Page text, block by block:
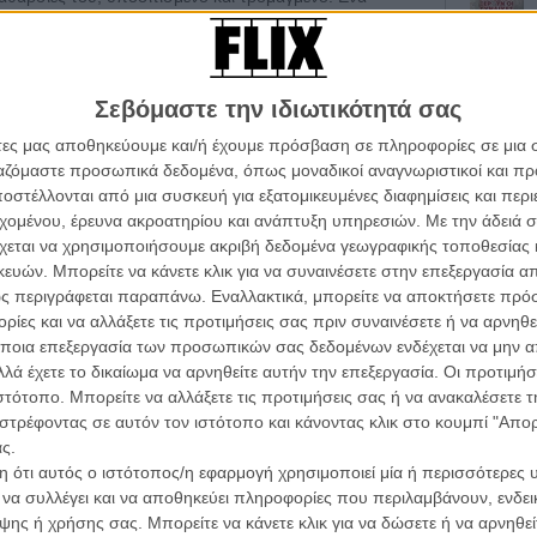
Σεβόμαστε την ιδιωτικότητά σας
μας αποθηκεύουμε και/ή έχουμε πρόσβαση σε πληροφορίες σε
προσωπικά δεδομένα, όπως μοναδικοί αναγνωριστικοί και
από μια συσκευή για εξατομικευμένες διαφημίσεις και
έρευνα ακροατηρίου και ανάπτυξη υπηρεσιών. Με την άδειά
να χρησιμοποιήσουμε ακριβή δεδομένα γεωγραφικής τοποθεσίας
Μπορείτε να κάνετε κλικ για να συναινέσετε στην επεξεργασία
περιγράφεται παραπάνω. Εναλλακτικά, μπορείτε να αποκτήσετε
και να αλλάξετε τις προτιμήσεις σας πριν συναινέσετε ή να
επεξεργασία των προσωπικών σας δεδομένων ενδέχεται να μην
έχετε το δικαίωμα να αρνηθείτε αυτήν την επεξεργασία. Οι
Μπορείτε να αλλάξετε τις προτιμήσεις σας ή να ανακαλέσετε
σε αυτόν τον ιστότοπο και κάνοντας κλικ στο κουμπί
αυτός ο ιστότοπος/η εφαρμογή χρησιμοποιεί μία ή περισσότερες
συλλέγει και να αποθηκεύει πληροφορίες που περιλαμβάνουν,
ή χρήσης σας. Μπορείτε να κάνετε κλικ για να δώσετε ή να
να πεθαίνει στον ύπνο του. Ομως, δεν είναι το
ανήκουστη απόφαση...
ηθικές αποφάσεις ήταν πάντα ο άξονας των
μάς κέντριζε και έκανε τις πρώτες δουλειές της να
μία δυνατή ιδέα, διλήμματα κι ανατροπές που θέλουν
ανθρώπινης ύπαρξης. Κανείς δεν αμφισβητεί
πτυχές που έχουν ενδιαφέρον. Είναι όμως ο
κάτι το κουρασμένο, το παλιό, το από καιρό
Τη γλυκερή δραμεντί «Ερωτας Είναι...» με
«Serena», ή (ναι, κάποιους από εμάς δεν
World»;
προσωποποιήσει τον όρο «κινηματογραφική
της έχει κερδίσει διεθνή αναγνωρισιμότητα,
Ομως ποιος μπορεί να πιστέψει ότι η σκηνοθέτης
με τα εξαιρετικά «Open Hearts», «After the Wedding»,
της δράματα ως κινητές διαφημίσεις του IKEA και
στην εύκολη προκλήση, τις απλουστευμένες
Οι
Μπέλα
Μια Θέση
A Place
Τζορτζ
Οδύσσεια
The
Πέδρο
Ο